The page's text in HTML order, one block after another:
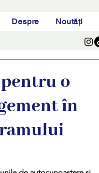
Despre Noutăți
o
în